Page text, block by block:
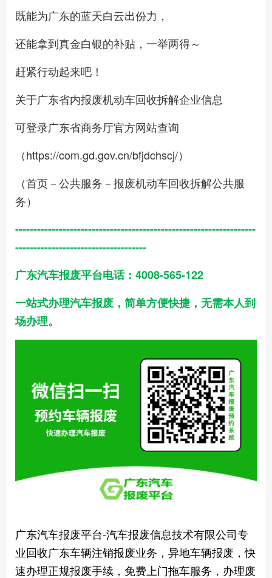
既能为广东的蓝天白云出份力，
还能拿到真金白银的补贴，一举两得～
赶紧行动起来吧！
关于广东省内报废机动车回收拆解企业信息
可登录广东省商务厅官方网站查询
（https://com.gd.gov.cn/bfjdchscj/）
（首页－公共服务－报废机动车回收拆解公共服
务）
------------------------------------------------------------------
------------------------------------
广东汽车报废平台电话：4008-565-122
一站式办理汽车报废，简单方便快捷，无需本人到
场办理。
广东汽车报废平台-汽车报废信息技术有限公司专
业回收广东车辆注销报废业务，异地车辆报废，快
速办理正规报废手续，免费上门拖车服务，办理废